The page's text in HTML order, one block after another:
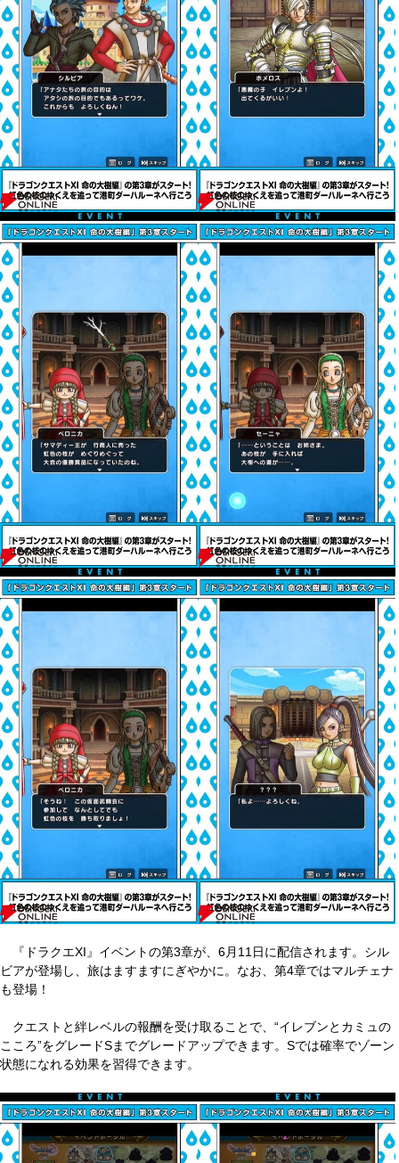
『ドラクエXI』イベントの第3章が、6月11日に配信されます。シル
ビアが登場し、旅はますますにぎやかに。なお、第4章ではマルチェナ
も登場！
クエストと絆レベルの報酬を受け取ることで、“イレブンとカミュの
こころ”をグレードSまでグレードアップできます。Sでは確率でゾーン
状態になれる効果を習得できます。